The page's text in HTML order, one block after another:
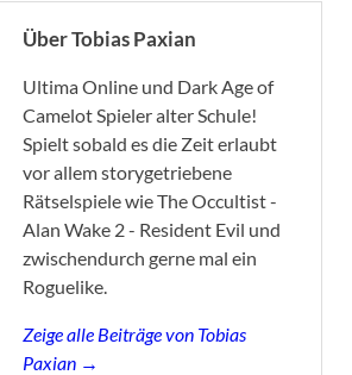
Über Tobias Paxian
Ultima Online und Dark Age of
Camelot Spieler alter Schule!
Spielt sobald es die Zeit erlaubt
vor allem storygetriebene
Rätselspiele wie The Occultist -
Alan Wake 2 - Resident Evil und
zwischendurch gerne mal ein
Roguelike.
Zeige alle Beiträge von Tobias
Paxian →